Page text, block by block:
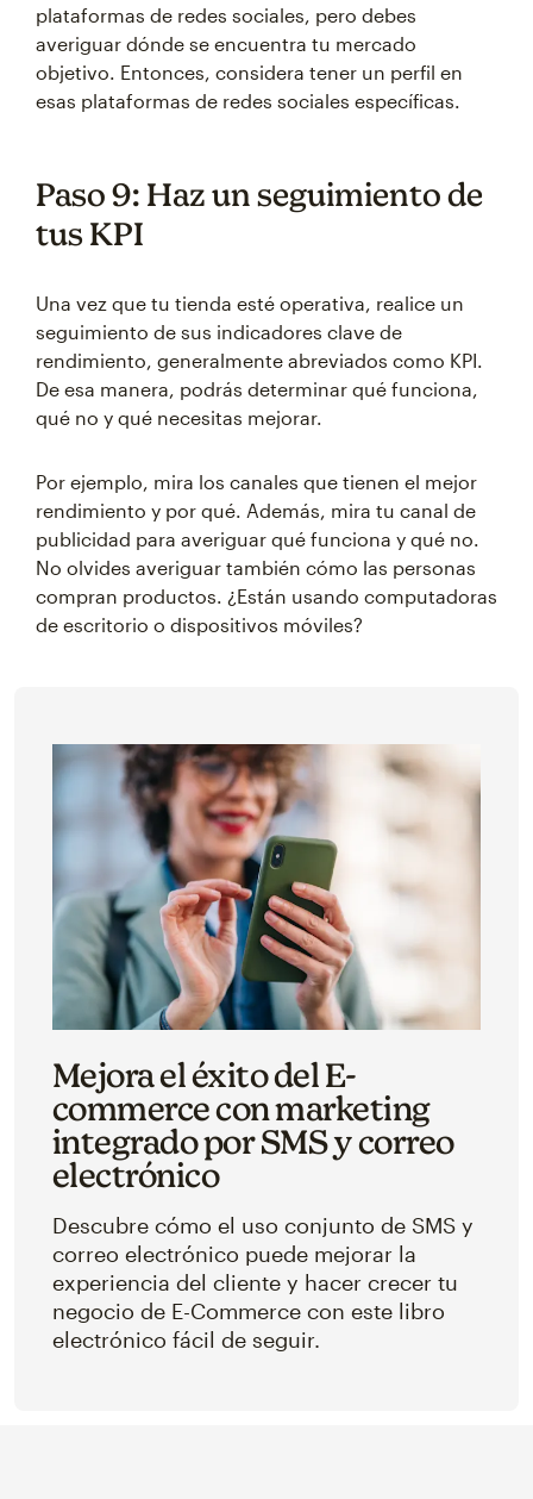
plataformas de redes sociales, pero debes
averiguar dónde se encuentra tu mercado
objetivo. Entonces, considera tener un perfil en
esas plataformas de redes sociales específicas.
Paso 9: Haz un seguimiento de
tus KPI
Una vez que tu tienda esté operativa, realice un
seguimiento de sus indicadores clave de
rendimiento, generalmente abreviados como KPI.
De esa manera, podrás determinar qué funciona,
qué no y qué necesitas mejorar.
Por ejemplo, mira los canales que tienen el mejor
rendimiento y por qué. Además, mira tu canal de
publicidad para averiguar qué funciona y qué no.
No olvides averiguar también cómo las personas
compran productos. ¿Están usando computadoras
de escritorio o dispositivos móviles?
Mejora el éxito del E-
commerce con marketing
integrado por SMS y correo
electrónico
Descubre cómo el uso conjunto de SMS y
correo electrónico puede mejorar la
experiencia del cliente y hacer crecer tu
negocio de E-Commerce con este libro
electrónico fácil de seguir.